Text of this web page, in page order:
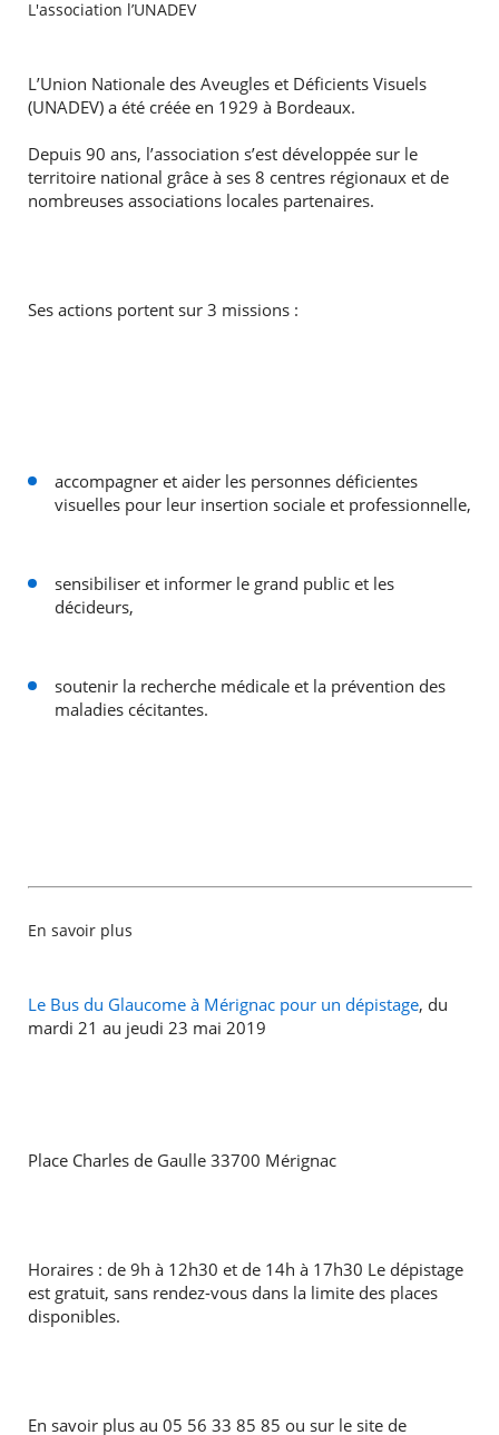
L'association l’UNADEV
L’Union Nationale des Aveugles et Déficients Visuels
(UNADEV) a été créée en 1929 à Bordeaux.
Depuis 90 ans, l’association s’est développée sur le
territoire national grâce à ses 8 centres régionaux et de
nombreuses associations locales partenaires.
Ses actions portent sur 3 missions :
accompagner et aider les personnes déficientes
visuelles pour leur insertion sociale et professionnelle,
sensibiliser et informer le grand public et les
décideurs,
soutenir la recherche médicale et la prévention des
maladies cécitantes.
En savoir plus
Le Bus du Glaucome à Mérignac pour un dépistage, du
mardi 21 au jeudi 23 mai 2019
Place Charles de Gaulle 33700 Mérignac
Horaires : de 9h à 12h30 et de 14h à 17h30 Le dépistage
est gratuit, sans rendez-vous dans la limite des places
disponibles.
En savoir plus au 05 56 33 85 85 ou sur le site de